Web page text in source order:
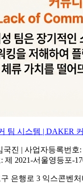
팀 시스템 | DAKER
진 | 사업자등록번호:
제 2021-서울영등포-
은행로 3 익스콘벤처